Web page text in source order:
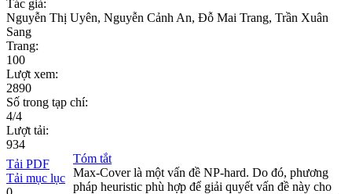
Tác giả:
Nguyễn Thị Uyên, Nguyễn Cảnh An, Đỗ Mai Trang, Trần Xuân
Sang
Trang:
100
Lượt xem:
2890
Số trong tạp chí:
4/4
Lượt tải:
934
Tải PDF
Tải mục lục
Tóm tắt
Max-Cover là một vấn đề NP-hard. Do đó, phương
pháp heuristic phù hợp để giải quyết vấn đề này cho